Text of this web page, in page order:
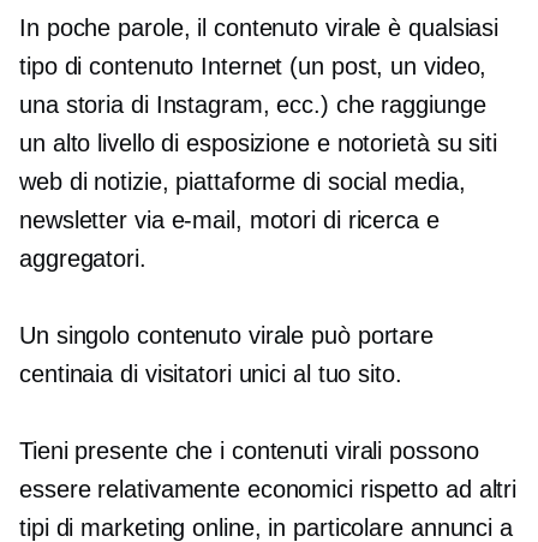
In poche parole, il contenuto virale è qualsiasi
tipo di contenuto Internet (un post, un video,
una storia di Instagram, ecc.) che raggiunge
un alto livello di esposizione e notorietà su siti
web di notizie, piattaforme di social media,
newsletter via e-mail, motori di ricerca e
aggregatori.
Un singolo contenuto virale può portare
centinaia di visitatori unici al tuo sito.
Tieni presente che i contenuti virali possono
essere relativamente economici rispetto ad altri
tipi di marketing online, in particolare annunci a